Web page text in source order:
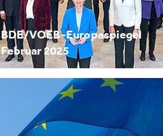
BDE/VOEB-Europaspiegel
Februar 2025